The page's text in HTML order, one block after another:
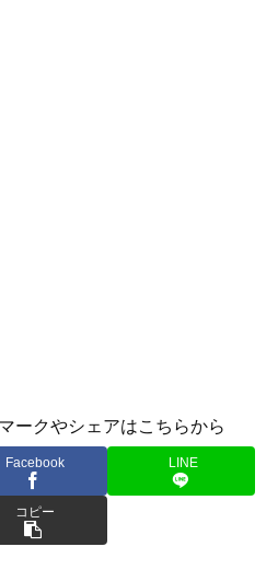
ークやシェアはこちらから
Facebook LINE
コピー